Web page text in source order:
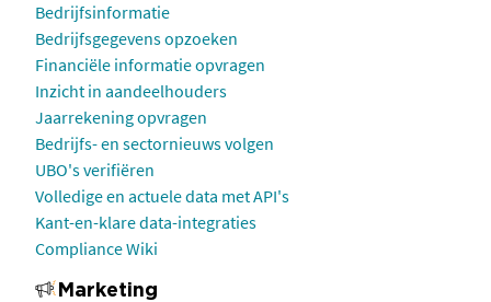
Bedrijfsinformatie
Bedrijfsgegevens opzoeken
Financiële informatie opvragen
Inzicht in aandeelhouders
Jaarrekening opvragen
Bedrijfs- en sectornieuws volgen
UBO's verifiëren
Volledige en actuele data met API's
Kant-en-klare data-integraties
Compliance Wiki
Marketing